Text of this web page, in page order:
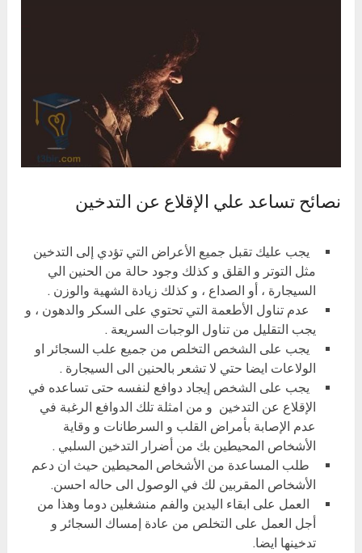
نصائح تساعد علي الإقلاع عن التدخين
يجب عليك تقبل جميع الأعراض التي تؤدي إلى التدخين
مثل التوتر و القلق و كذلك وجود حالة من الحنين الي
السيجارة ، أو الصداع ، و كذلك زيادة الشهية والوزن .
عدم تناول الأطعمة التي تحتوي على السكر والدهون ، و
يجب التقليل من تناول الوجبات السريعة .
يجب على الشخص التخلص من جميع علب السجائر او
الولاعات ايضا حتي لا تشعر بالحنين الى السيجارة .
يجب على الشخص إيجاد دوافع لنفسه حتى تساعده في
الإقلاع عن التدخين و من امثلة تلك الدوافع الرغبة في
عدم الإصابة بأمراض القلب و السرطانات و وقاية
الأشخاص المحيطين بك من أضرار التدخين السلبي .
طلب المساعدة من الأشخاص المحيطين حيث ان دعم
الأشخاص المقربين لك في الوصول الى حاله احسن.
العمل على ابقاء اليدين والفم منشغلين دوما وهذا من
أجل العمل على التخلص من عادة إمساك السجائر و
تدخينها ايضا.